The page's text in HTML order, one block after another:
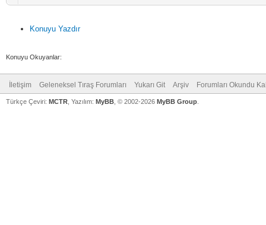
Konuyu Yazdır
Konuyu Okuyanlar:
İletişim Geleneksel Tıraş Forumları Yukarı Git Arşiv Forumları Okundu
Türkçe Çeviri: MCTR , Yazılım: MyBB , © 2002-2026 MyBB Group